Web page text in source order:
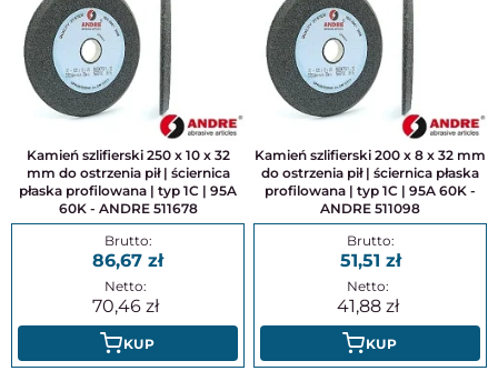
Kamień szlifierski 250 x 10 x 32
mm do ostrzenia pił | ściernica
płaska profilowana | typ 1C | 95A
60K - ANDRE 511678
86,67
70,46
KUP
Kamień szlifierski 200 x 8 x 32 mm
do ostrzenia pił | ściernica płaska
profilowana | typ 1C | 95A 60K -
ANDRE 511098
51,51
41,88
KUP